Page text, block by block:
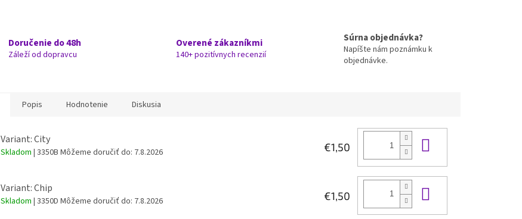
Doručenie do 48h
Záleží od dopravcu
Overené zákazníkmi
140+ pozitívnych recenzií
Súrna objednávka?
Napíšte nám poznámku k
objednávke.
Popis Hodnotenie Diskusia
Variant: City
Skladom | 3350B Môžeme doručiť do: 7.8.2026 €1,50
Variant: Chip
Skladom | 3350D Môžeme doručiť do: 7.8.2026 €1,50